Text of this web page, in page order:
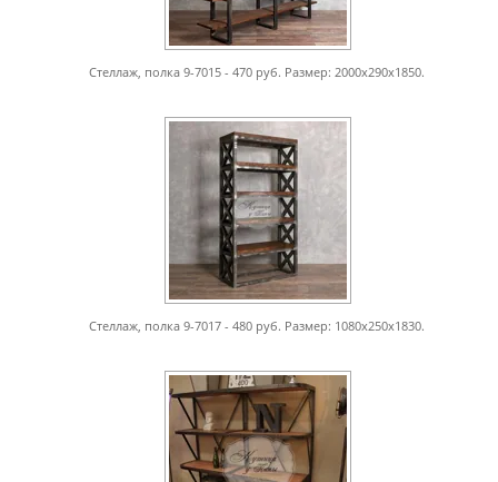
Стеллаж, полка 9-7015 - 470 руб. Размер: 2000х290х1850.
Стеллаж, полка 9-7017 - 480 руб. Размер: 1080х250х1830.